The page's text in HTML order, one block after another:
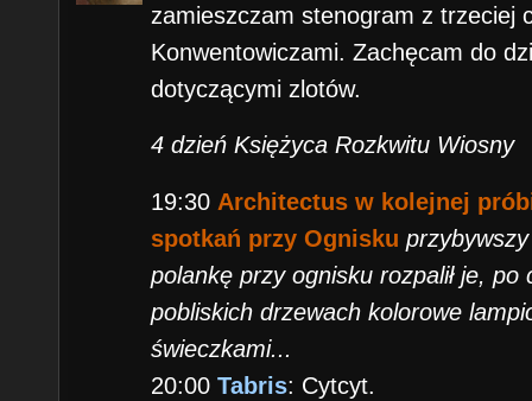
zamieszczam stenogram z trzeciej
Konwentowiczami. Zachęcam do
dotyczącymi zlotów.
4 dzień Księżyca Rozkwitu Wiosny
19:30 Architectus w kolejnej
spotkań przy Ognisku
polankę przy ognisku rozpalił je, po
pobliskich drzewach kolorowe
świeczkami...
20:00Tabris: Cytcyt.